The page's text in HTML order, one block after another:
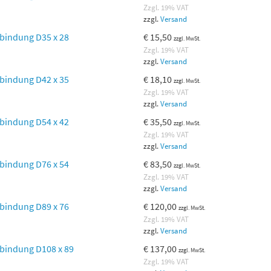
Zzgl. 19% VAT
zzgl.Versand
D35 x 28 € 15,50 zzgl. MwSt.
Zzgl. 19% VAT
zzgl.Versand
D42 x 35 € 18,10 zzgl. MwSt.
Zzgl. 19% VAT
zzgl.Versand
D54 x 42 €35,50 zzgl. MwSt.
Zzgl. 19% VAT
zzgl.Versand
D76 x 54 €83,50 zzgl. MwSt.
Zzgl. 19% VAT
zzgl.Versand
D89 x 76 € 120,00 zzgl. MwSt.
Zzgl. 19% VAT
zzgl.Versand
D108 x 89 € 137,00 zzgl. MwSt.
Zzgl. 19% VAT